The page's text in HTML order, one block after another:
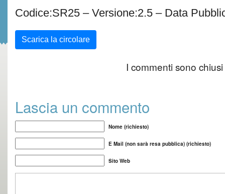
Codice:SR25 – Versione:2.5 – Data
Scarica la circolare
I commenti sono chiusi
Lascia un commento
Nome (richiesto)
E Mail (non sarà resa pubblica) (richiesto)
Sito Web